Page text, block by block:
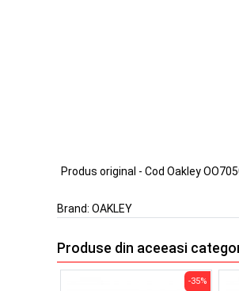
Produs original - Cod Oakley
Brand: OAKLEY
Produse din aceeasi
-35%